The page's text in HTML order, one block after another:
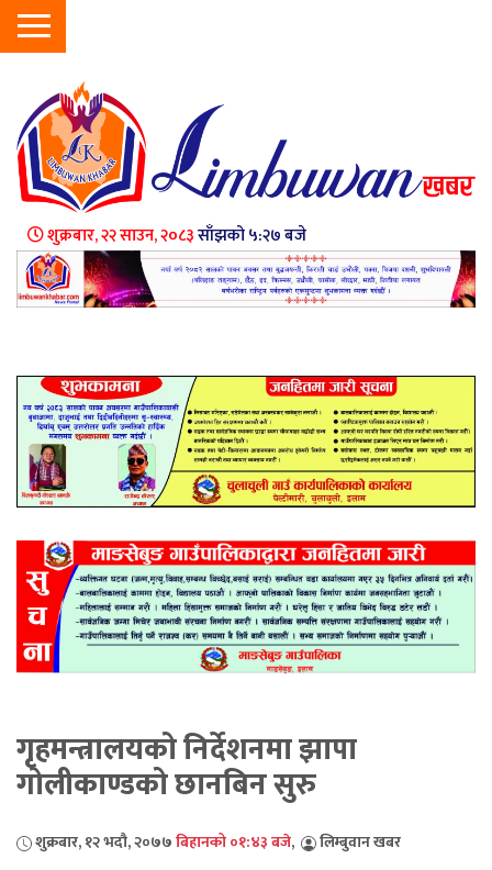
शुक्रबार, २२ साउन, २०८३साँझको ५:२७ बजे
गृहमन्त्रालयको निर्देशनमा झापा
गोलीकाण्डको छानबिन सुरु
शुक्रबार, १२ भदौ, २०७७बिहानको ०१:४३ बजे, लिम्बुवान खबर